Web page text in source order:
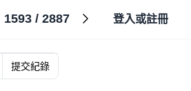
1593/ 2887 登入或註冊
提交紀錄